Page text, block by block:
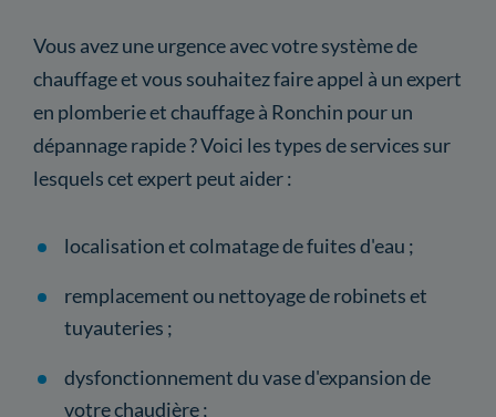
Vous avez une urgence avec votre système de
chauffage et vous souhaitez faire appel à un expert
en plomberie et chauffage à Ronchin pour un
dépannage rapide ? Voici les types de services sur
lesquels cet expert peut aider :
localisation et colmatage de fuites d'eau ;
remplacement ou nettoyage de robinets et
tuyauteries ;
dysfonctionnement du vase d'expansion de
votre chaudière ;